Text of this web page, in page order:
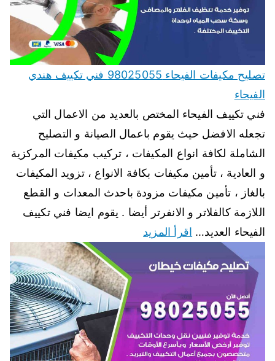
تصليح مكيفات الفيحاء 98025055 فني تكييف هندي
الفيحاء
فني تكييف الفيحاء المختص بالعديد من الاعمال التي
تجعله الافضل حيث يقوم باعمال الصيانة و التصليح
الشاملة لكافة انواع المكيفات ، تركيب مكيفات المركزية
و العادية ، تأمين مكيفات بكافة الانواع ، تزويد المكيفات
بالغاز ، تأمين مكيفات مزودة باحدث المعدات و القطع
اللازمة كالفلاتر و الانفرتر أيضا . يقوم ايضا فني تكييف
الفيحاء العديد… اقرأ المزيد